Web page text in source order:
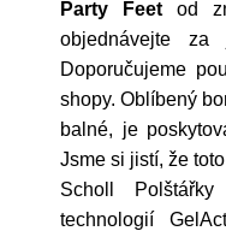
Party Feet od
objednávejte
Doporučujeme
shopy. Oblíbený
balné, je
Jsme si jistí, že
Scholl
technologií